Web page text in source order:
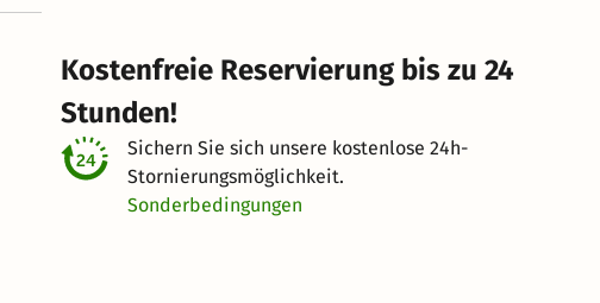
Kostenfreie Reservierung bis zu 24
Stunden!
Sichern Sie sich unsere kostenlose 24h-
Stornierungsmöglichkeit.
Sonderbedingungen